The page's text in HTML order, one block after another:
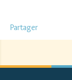
Partager